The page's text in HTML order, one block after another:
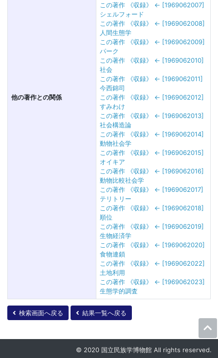
他の著作との関係
この著作 《収録》 ← [1969062007]
シェルフォード
この著作 《収録》 ← [1969062008]
人間生態学
この著作 《収録》 ← [1969062009]
パーク
この著作 《収録》 ← [1969062010]
社会
この著作 《収録》 ← [1969062011]
今西錦司
この著作 《収録》 ← [1969062012]
すみわけ
この著作 《収録》 ← [1969062013]
社会構造論
この著作 《収録》 ← [1969062014]
動物社会学
この著作 《収録》 ← [1969062015]
オイキア
この著作 《収録》 ← [1969062016]
動物比較社会学
この著作 《収録》 ← [1969062017]
テリトリー
この著作 《収録》 ← [1969062018]
順位
この著作 《収録》 ← [1969062019]
生物経済学
この著作 《収録》 ← [1969062020]
食物連鎖
この著作 《収録》 ← [1969062022]
土地利用
この著作 《収録》 ← [1969062023]
生態学的調査
検索画面へ戻る 結果一覧へ戻る
© 2020 国立民族学博物館 All rights reserved.